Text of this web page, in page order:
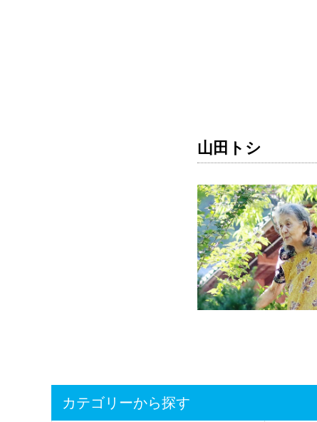
山田トシ
カテゴリーから探す